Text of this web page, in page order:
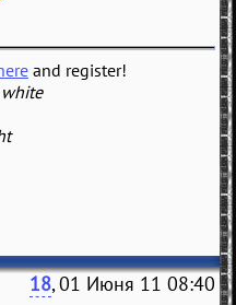
and register!
18, 01 Июня 11 08:40